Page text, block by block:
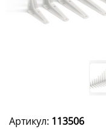
Артикул: 113506